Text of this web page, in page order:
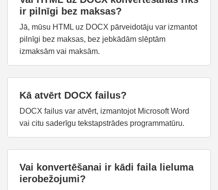
ir pilnīgi bez maksas?
Jā, mūsu HTML uz DOCX pārveidotāju var izmantot
pilnīgi bez maksas, bez jebkādām slēptām
izmaksām vai maksām.
Kā atvērt DOCX failus?
DOCX failus var atvērt, izmantojot Microsoft Word
vai citu saderīgu tekstapstrādes programmatūru.
Vai konvertēšanai ir kādi faila lieluma
ierobežojumi?